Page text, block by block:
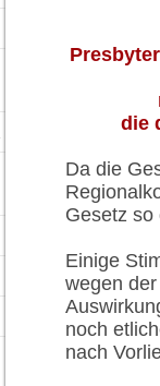
die
Da die
Gesetz so
Einige
wegen
noch
nach